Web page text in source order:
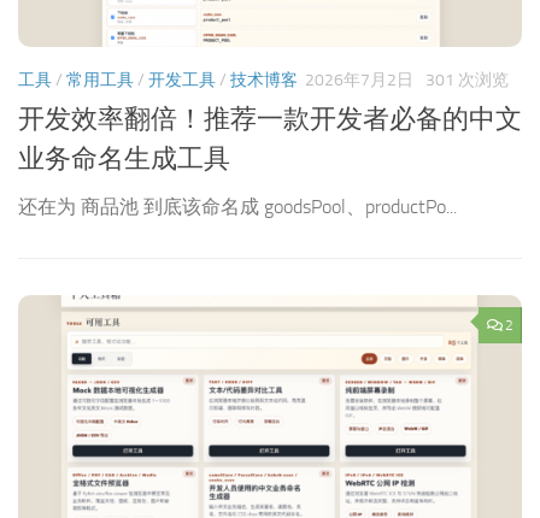
工具/ 常用工具/ 开发工具/ 技术博客 2026年7月2日 301 次浏览
开发效率翻倍！推荐一款开发者必备的中文
业务命名生成工具
还在为 商品池 到底该命名成 goodsPool、productPo...
2